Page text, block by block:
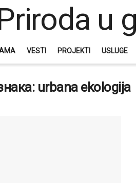
VESTI PROJEKTI USLUGE
urbana ekologija